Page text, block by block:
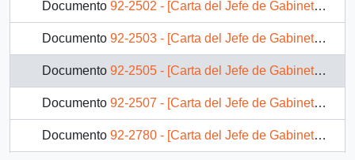
Documento 92-2502 - [Carta del Jefe de Gabinete de la Presidencia a SEREMI de Vivienda V Región]
Documento 92-2503 - [Carta del Jefe de Gabinete de la Presidencia a Alcalde de Angol]
Documento 92-2505 - [Carta del Jefe de Gabinete de la Presidencia a SEREMI de Vivienda XII Región]
Documento 92-2507 - [Carta del Jefe de Gabinete de la Presidencia a Presidente del Banco del Estado de Chile]
Documento 92-2780 - [Carta del Jefe de Gabinete de la Presidencia a Alcalde de Vilcún]